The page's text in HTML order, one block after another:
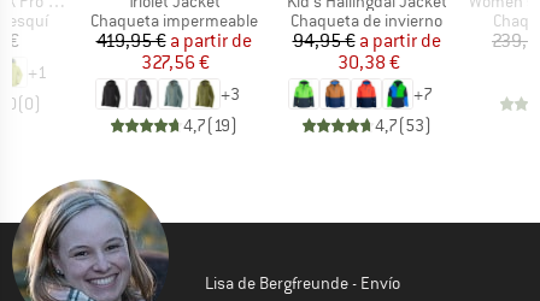
esquí
€
+1
(0)
Product group
Chaqueta impermeable
Precio
419,95 € Precio reducido
a partir de
327,56 €
+3
4,7(19)
Product group
Chaqueta de invierno
Precio
94,95 € Precio reducido
a partir de
30,38 €
+7
4,7(53)
Lisa de Bergfreunde - Envío